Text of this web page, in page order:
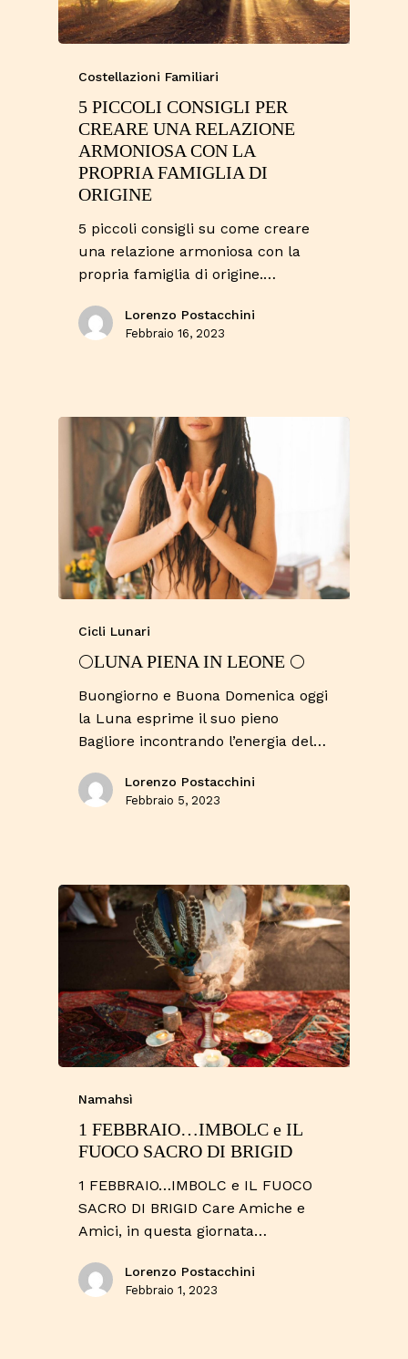
Nessun prodotto nel carrello.
Go To Shop
Costellazioni Familiari
5 PICCOLI CONSIGLI PER
CREARE UNA RELAZIONE
ARMONIOSA CON LA
PROPRIA FAMIGLIA DI
ORIGINE
5 piccoli consigli su come creare
una relazione armoniosa con la
propria famiglia di origine.…
Lorenzo Postacchini
Febbraio 16, 2023
Cicli Lunari
🌕LUNA PIENA IN LEONE 🌕
Buongiorno e Buona Domenica oggi
la Luna esprime il suo pieno
Bagliore incontrando l’energia del…
Lorenzo Postacchini
Febbraio 5, 2023
Namahsì
1 FEBBRAIO…IMBOLC e IL
FUOCO SACRO DI BRIGID
1 FEBBRAIO…IMBOLC e IL FUOCO
SACRO DI BRIGID Care Amiche e
Amici, in questa giornata…
Lorenzo Postacchini
Febbraio 1, 2023